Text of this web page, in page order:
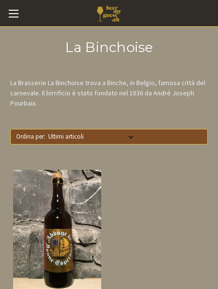
La Binchoise
La Brasserie La Binchoise trova a Binche, in Belgio, famosa città del
carnevale. Il birrificio è stato fondato nel 1836 da André Joseph
Pourbaix.
Ordina per: